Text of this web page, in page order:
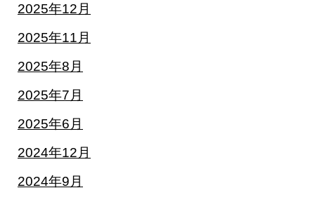
2025年12月
2025年11月
2025年8月
2025年7月
2025年6月
2024年12月
2024年9月